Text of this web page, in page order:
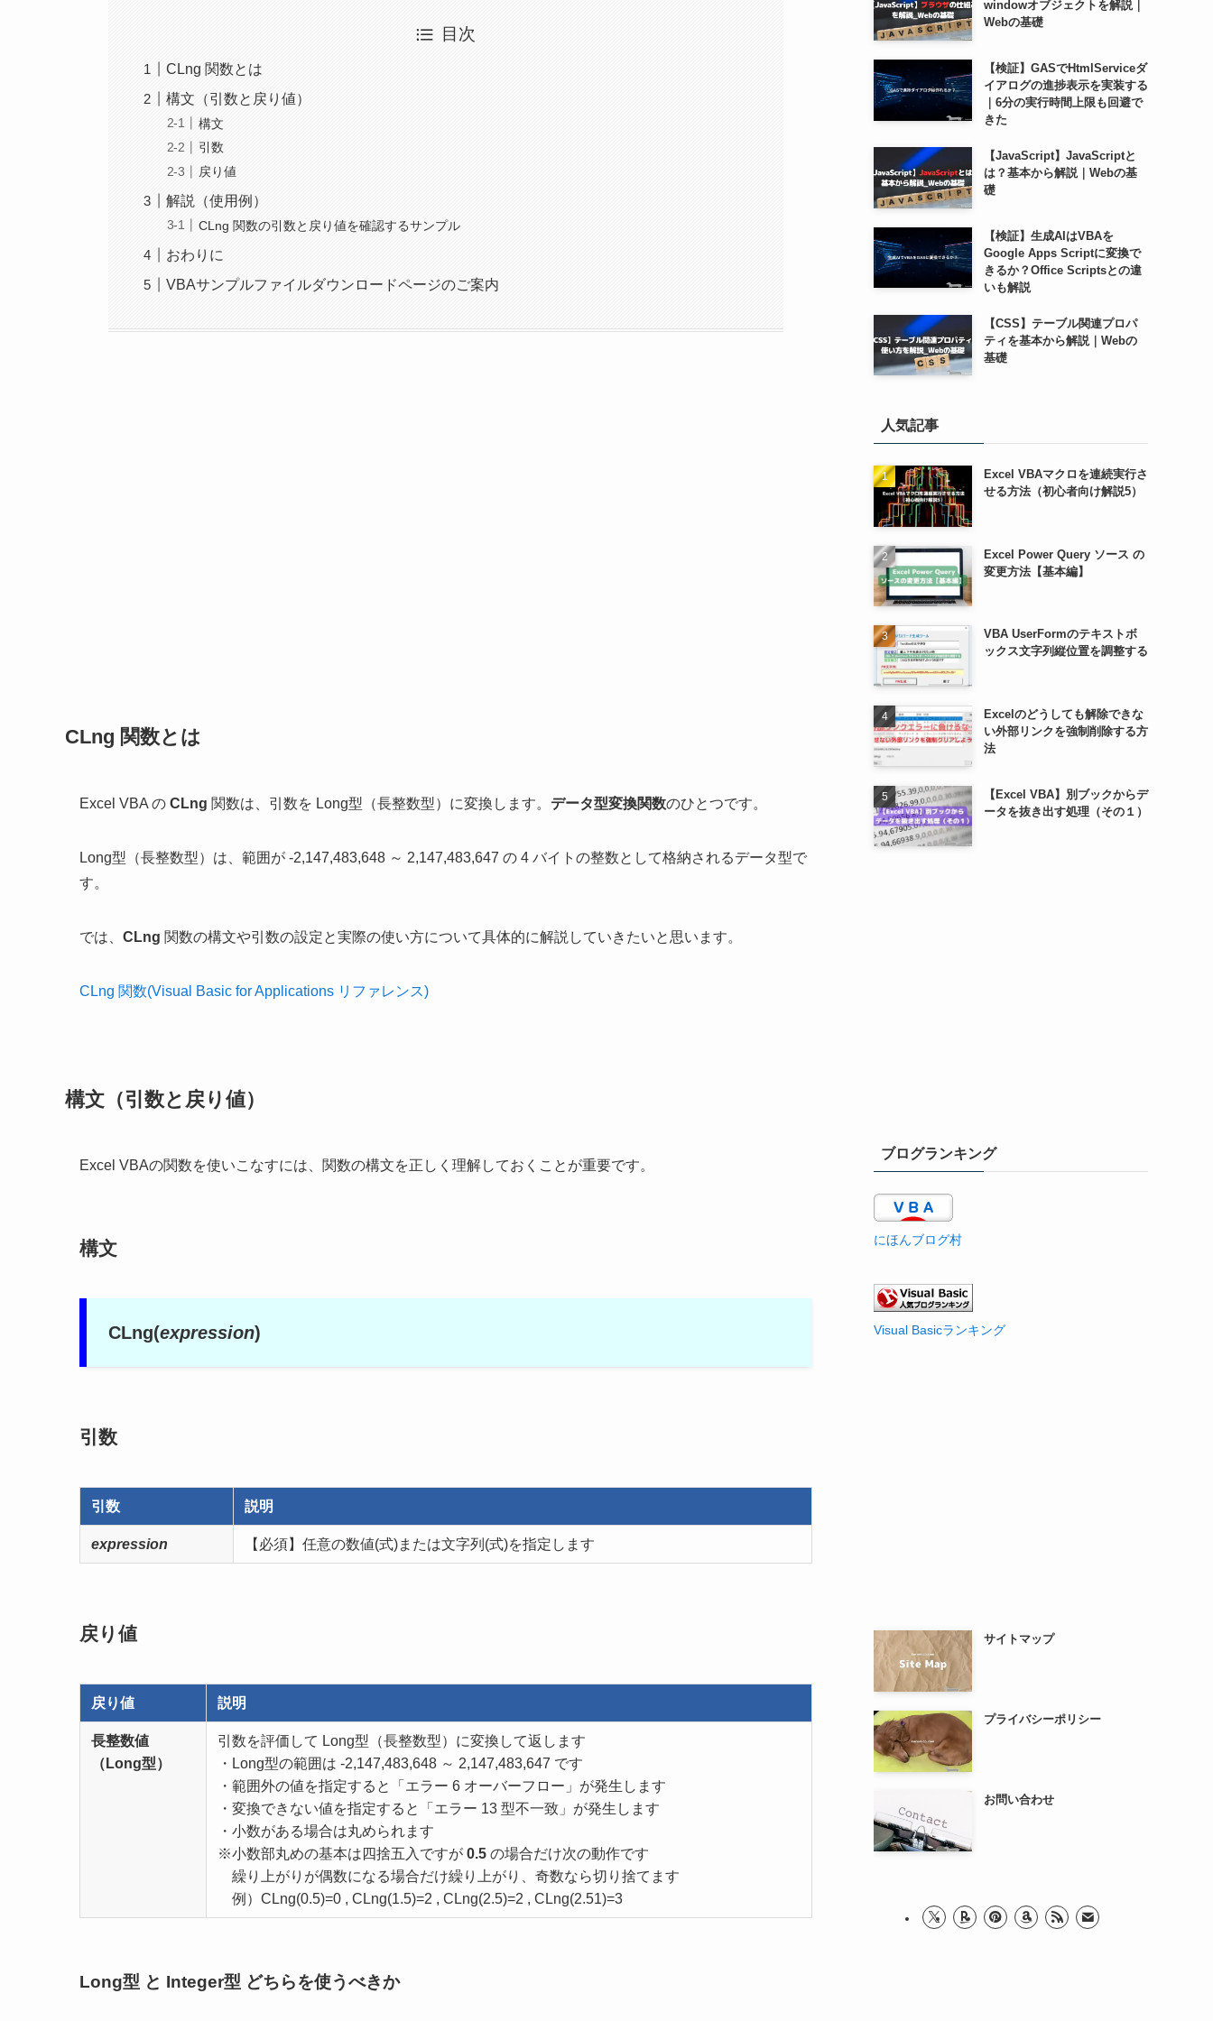
目次
CLng 関数とは
構文（引数と戻り値）
構文
引数
戻り値
解説（使用例）
CLng 関数の引数と戻り値を確認するサンプル
おわりに
VBAサンプルファイルダウンロードページのご案内
CLng 関数とは
Excel VBA の CLng 関数は、引数を Long型（長整数型）に変換します。 データ型変換関数のひとつです。
Long型（長整数型）は、範囲が -2,147,483,648 ～ 2,147,483,647 の 4 バイトの整数として格納されるデータ型で
す。
では、 CLng 関数の構文や引数の設定と実際の使い方について具体的に解説していきたいと思います。
CLng 関数(Visual Basic for Applications リファレンス)
構文（引数と戻り値）
Excel VBAの関数を使いこなすには、関数の構文を正しく理解しておくことが重要です。
構文
CLng(expression)
引数
引数 説明
expression 【必須】 任意の数値(式)または文字列(式)を指定します
戻り値
戻り値 説明
長整数値
（Long型）
引数を評価して Long型（長整数型）に変換して返します
・Long型の範囲は -2,147,483,648 ～ 2,147,483,647 です
・範囲外の値を指定すると「エラー 6 オーバーフロー」が発生します
・変換できない値を指定すると「エラー 13 型不一致」が発生します
・小数がある場合は丸められます
※小数部丸めの基本は四捨五入ですが 0.5 の場合だけ次の動作です
繰り上がりが偶数になる場合だけ繰り上がり、奇数なら切り捨てます
例）CLng(0.5)=0 , CLng(1.5)=2 , CLng(2.5)=2 , CLng(2.51)=3
Long型 と Integer型 どちらを使うべきか
windowオブジェクトを解説｜
Webの基礎
【検証】GASでHtmlServiceダ
イアログの進捗表示を実装する
｜6分の実行時間上限も回避で
きた
【JavaScript】JavaScriptと
は？基本から解説｜Webの基
礎
【検証】生成AIはVBAを
Google Apps Scriptに変換で
きるか？Office Scriptsとの違
いも解説
【CSS】テーブル関連プロパ
ティを基本から解説｜Webの
基礎
人気記事
Excel VBAマクロを連続実行さ
せる方法（初心者向け解説5）
Excel Power Query ソース の
変更方法【基本編】
VBA UserFormのテキストボ
ックス文字列縦位置を調整する
Excelのどうしても解除できな
い外部リンクを強制削除する方
法
【Excel VBA】別ブックからデ
ータを抜き出す処理（その１）
ブログランキング
にほんブログ村
Visual Basicランキング
サイトマップ
プライバシーポリシー
お問い合わせ